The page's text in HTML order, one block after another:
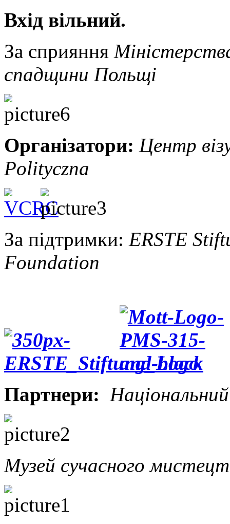
Вхід вільний.
За сприяння
спадщини Польщі
Організатори: Центр
Polityczna
За підтримки: ERSTE
Foundation
Партнери:
Музей сучасного